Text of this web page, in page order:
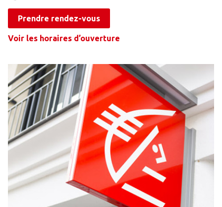
Prendre rendez-vous
Voir les horaires d’ouverture